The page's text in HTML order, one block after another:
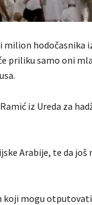
milion hodočasnika
priliku samo oni
iz Ureda za
Arabije, te da još
koji mogu otputovati